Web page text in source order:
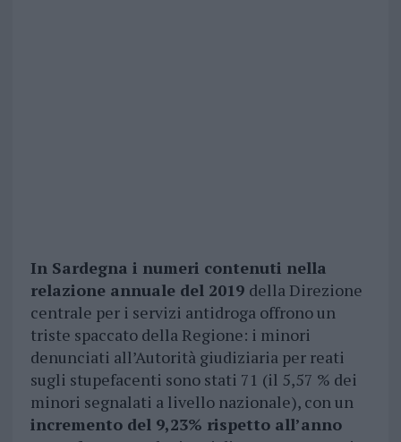
In Sardegna i numeri contenuti nella
relazione annuale del 2019 della Direzione
centrale per i servizi antidroga offrono un
triste spaccato della Regione: i minori
denunciati all’Autorità giudiziaria per reati
sugli stupefacenti sono stati 71 (il 5,57 % dei
minori segnalati a livello nazionale), con un
incremento del 9,23% rispetto all’anno